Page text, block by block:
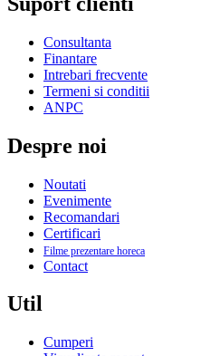
Consultanta
Finantare
Intrebari frecvente
Termeni si conditii
ANPC
Despre noi
Noutati
Evenimente
Recomandari
Certificari
Filme prezentare horeca
Contact
Util
Cumperi